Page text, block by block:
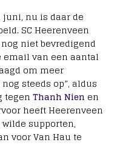
juni, nu is daar de
SC Heerenveen
niet bevredigend
email van een aantal
om meer
steeds op”, aldus
tegen Thanh Nien en
heeft Heerenveen
supporten,
voor Van Hau te